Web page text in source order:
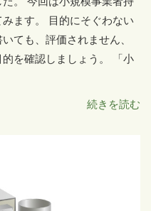
ます。 目的にそぐわない
ても、評価されません、
を確認しましょう。 「小
続きを読む